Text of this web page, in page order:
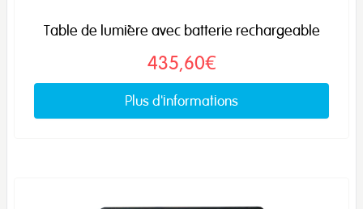
Table de lumière avec batterie rechargeable
435,60€
Plus d'informations